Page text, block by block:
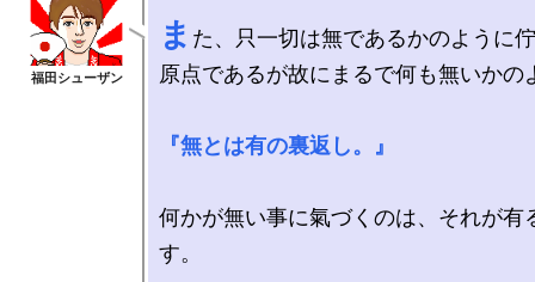
ま た、只一切は無であるかのように
原点であるが故にまるで何も無いかの
『無とは有の裏返し。』
何かが無い事に氣づくのは、それが有